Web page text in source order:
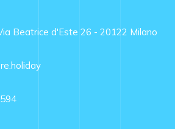
Beatrice d'Este 26 - 20122 Milano